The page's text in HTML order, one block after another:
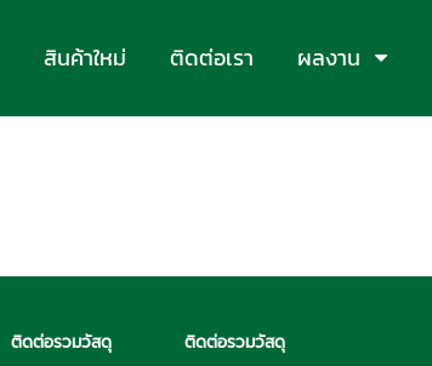
สินค้าใหม่ ติดต่อเรา ผลงาน
ติดต่อรวมวัสดุ
ติดต่อรวมวัสดุ